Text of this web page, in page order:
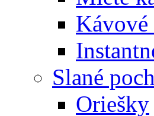
Kávové
Slané
Oriešky